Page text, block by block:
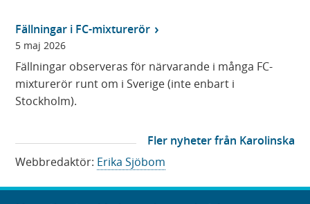
Fällningar i FC-mixturerör
5 maj 2026
Fällningar observeras för närvarande i många FC-
mixturerör runt om i Sverige (inte enbart i
Stockholm).
Fler nyheter från Karolinska
Webbredaktör: Erika Sjöbom